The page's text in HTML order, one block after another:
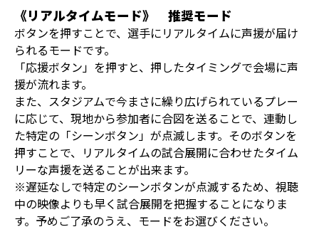
《リアルタイムモード》 推奨モード
ボタンを押すことで、選手にリアルタイムに声援が届け
られるモードです。
「応援ボタン」を押すと、押したタイミングで会場に声
援が流れます。
また、スタジアムで今まさに繰り広げられているプレー
に応じて、現地から参加者に合図を送ることで、連動し
た特定の「シーンボタン」が点滅します。そのボタンを
押すことで、リアルタイムの試合展開に合わせたタイム
リーな声援を送ることが出来ます。
※遅延なしで特定のシーンボタンが点滅するため、視聴
中の映像よりも早く試合展開を把握することになりま
す。予めご了承のうえ、モードをお選びください。